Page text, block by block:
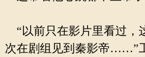
“以前只在影片里看过，
次在剧组见到秦影帝……”